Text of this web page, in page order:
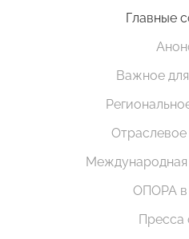
Главные
Важное
Отраслевое
Международная
ОПОРА в
Пресса